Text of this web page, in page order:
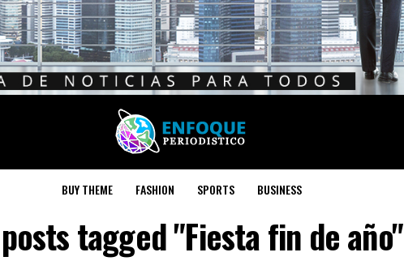
BUY THEME FASHION SPORTS BUSINESS
tagged "Fiesta fin de año"